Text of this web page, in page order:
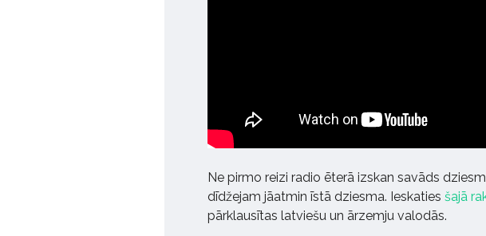
Ne pirmo reizi radio ēterā izskan savāds
dīdžejam jāatmin īstā dziesma. Ieskaties šajā
pārklausītas latviešu un ārzemju valodās.